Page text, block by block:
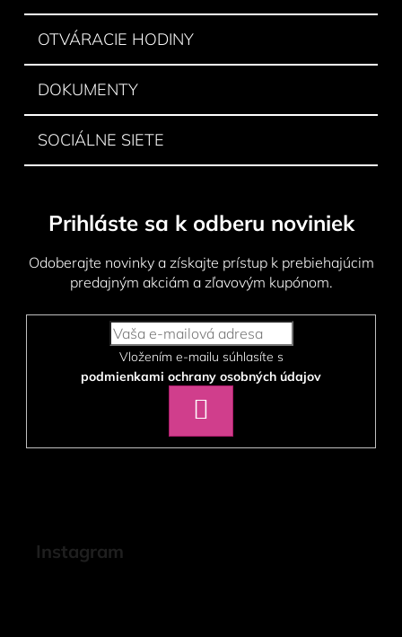
OTVÁRACIE HODINY
DOKUMENTY
SOCIÁLNE SIETE
Prihláste sa k odberu noviniek
Odoberajte novinky a získajte prístup k prebiehajúcim
predajným akciám a zľavovým kupónom.
podmienkami ochrany osobných údajov
SA
Instagram